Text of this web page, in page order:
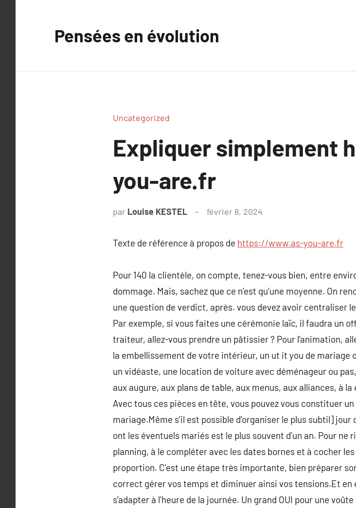
Pensées en évolution
Uncategorized
Expliquer
you-are.fr
par Louise KESTEL février 8, 2024
Texte de référence à propos de https://www.as-you-are.fr
Pour 140 la clientèle, on compte, tenez-vous bien, entre
dommage. Mais, sachez que ce n’est qu’une moyenne. On
une question de verdict, après. vous devez avoir centraliser
Par exemple, si vous faites une cérémonie laïc, il faudra un
traiteur, allez-vous prendre un pâtissier ? Pour l’animation,
la embellissement de votre intérieur, un ut it you de mariage
un vidéaste, une location de voiture avec déménageur ou
aux augure, aux plans de table, aux menus, aux alliances, à
Avec tous ces pièces en tête, vous pouvez vous constituer
mariage.Même s’il est possible d’organiser le plus subtil]
ont les éventuels mariés est le plus souvent d’un an. Pour ne
planning, à le compléter avec les dates bornes et à cocher
proportion. C’est une étape très importante, bien préparer
correct gérer vos temps et diminuer ainsi vos tensions.Et en
s’adapter à l’heure de la journée. Un grand OUI pour une